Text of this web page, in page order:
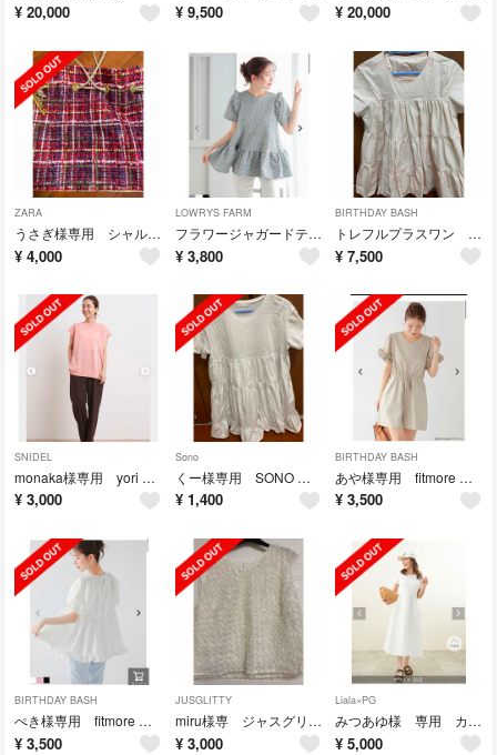
¥ 20,000 ¥ 9,500 ¥ 20,000
ZARA
うさぎ様専用 シャルマントサック ツィード 赤系
¥ 4,000
LOWRYS FARM
フラワージャガードティアードトップス
¥ 3,800
BIRTHDAY BASH
トレフルプラスワン フェアリー ティアードトップス
¥ 7,500
SNIDEL
monaka様専用 yori シャーベットニット
¥ 3,000
Sono
くー様専用 SONO ティアードトップス
¥ 1,400
BIRTHDAY BASH
あや様専用 fitmore 袖フリルロンパースラッシュガード
¥ 3,500
BIRTHDAY BASH
ぺき様専用 fitmore バックオープン裾フリルペプラムブラウス
¥ 3,500
JUSGLITTY
miru様専 ジャスグリッティー もけもけ フリンジ トップス
¥ 3,000
Liala×PG
みつあゆ様 専用 カットソー ふんわり ワンピース Liala×PG
¥ 5,000